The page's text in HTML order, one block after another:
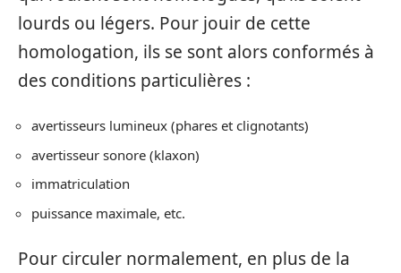
lourds ou légers. Pour jouir de cette
homologation, ils se sont alors conformés à
des conditions particulières :
avertisseurs lumineux (phares et clignotants)
avertisseur sonore (klaxon)
immatriculation
puissance maximale, etc.
Pour circuler normalement, en plus de la